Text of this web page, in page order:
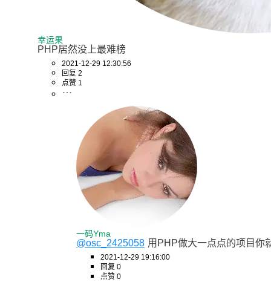
幸运果
PHP居然没上最难榜
2021-12-29 12:30:56
回复 2
点赞 1
一码Yma
@osc_2425058 用PHP做大一点点的项目你
2021-12-29 19:16:00
回复 0
点赞 0